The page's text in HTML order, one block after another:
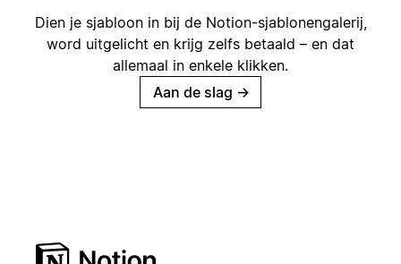
Dien je sjabloon in bij de Notion-sjablonengalerij,
word uitgelicht en krijg zelfs betaald – en dat
allemaal in enkele klikken.
Aan de slag →